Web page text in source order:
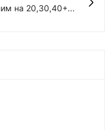
на 20,30,40+...